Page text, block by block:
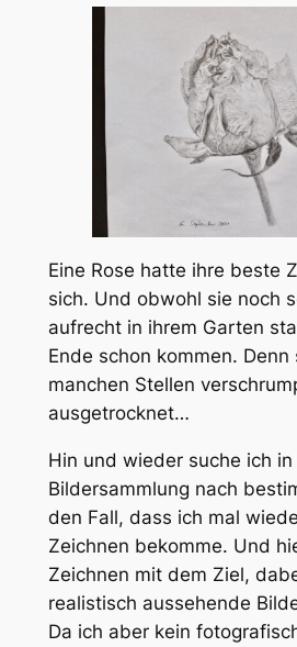
Eine Rose hatte ihre beste
sich. Und obwohl sie noch
aufrecht in ihrem Garten
Ende schon kommen. Denn
manchen Stellen
ausgetrocknet…
Hin und wieder suche ich in
Bildersammlung nach
den Fall, dass ich mal
Zeichnen bekomme. Und
Zeichnen mit dem Ziel,
realistisch aussehende
Da ich aber kein